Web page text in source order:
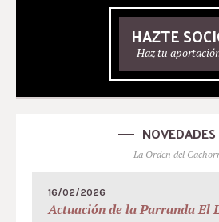
HAZTE
Haz tu
NOVEDADES
La Orden del
16/02/2026
Actuación de la Parranda El